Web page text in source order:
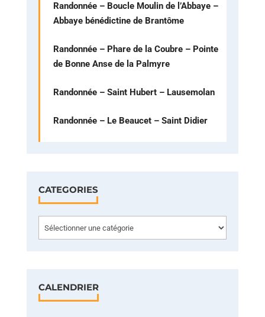
Randonnée – Boucle Moulin de l’Abbaye –
Abbaye bénédictine de Brantôme
Randonnée – Phare de la Coubre – Pointe
de Bonne Anse de la Palmyre
Randonnée – Saint Hubert – Lausemolan
Randonnée – Le Beaucet – Saint Didier
CATEGORIES
CALENDRIER